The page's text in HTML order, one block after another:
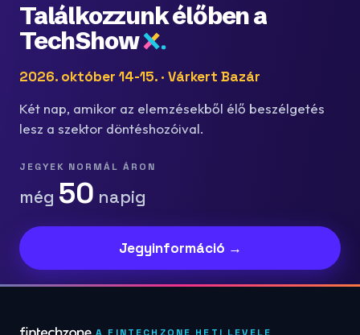
Találkozzunk élőben a
TechShow
2026. október 14-15. · Várkert Bazár
Két nap, amikor az elemzésekből élő beszélgetés
lesz a szektor döntéshozóival.
JEGYEK NORMÁL ÁRON
még 50 napig
Jegyinformáció →